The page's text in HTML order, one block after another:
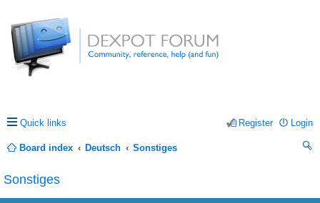
Quick links Login
Register
Board index Deutsch
Sonstiges
Sonstiges